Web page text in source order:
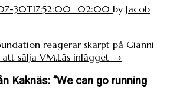
30T17:52:00+02:00 by Jacob
reagerar skarpt på Gianni
sälja VM.Läs inlägget →
Kaknäs: ”We can go running